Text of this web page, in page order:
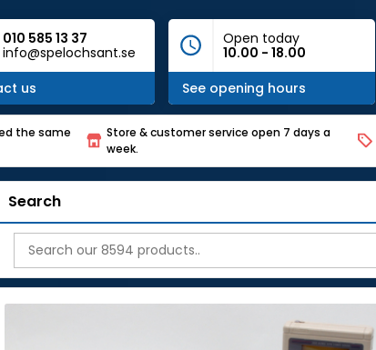
010 585 13 37
info@spelochsant.se
us
Open today
10.00 - 18.00
See opening hours
the same
Store & customer service open 7 days a
week.
Search